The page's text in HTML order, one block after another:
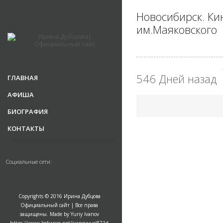
ГЛАВНАЯ
АФИША
БИОГРАФИЯ
КОНТАКТЫ
Социальные сети:
Copyrights © 2016 Ирина Дубцова
Официальный сайт | Все права
защищены. Made by Yuriy Ivanov
Новосибирск.
им.Маяковского
546 Дней назад